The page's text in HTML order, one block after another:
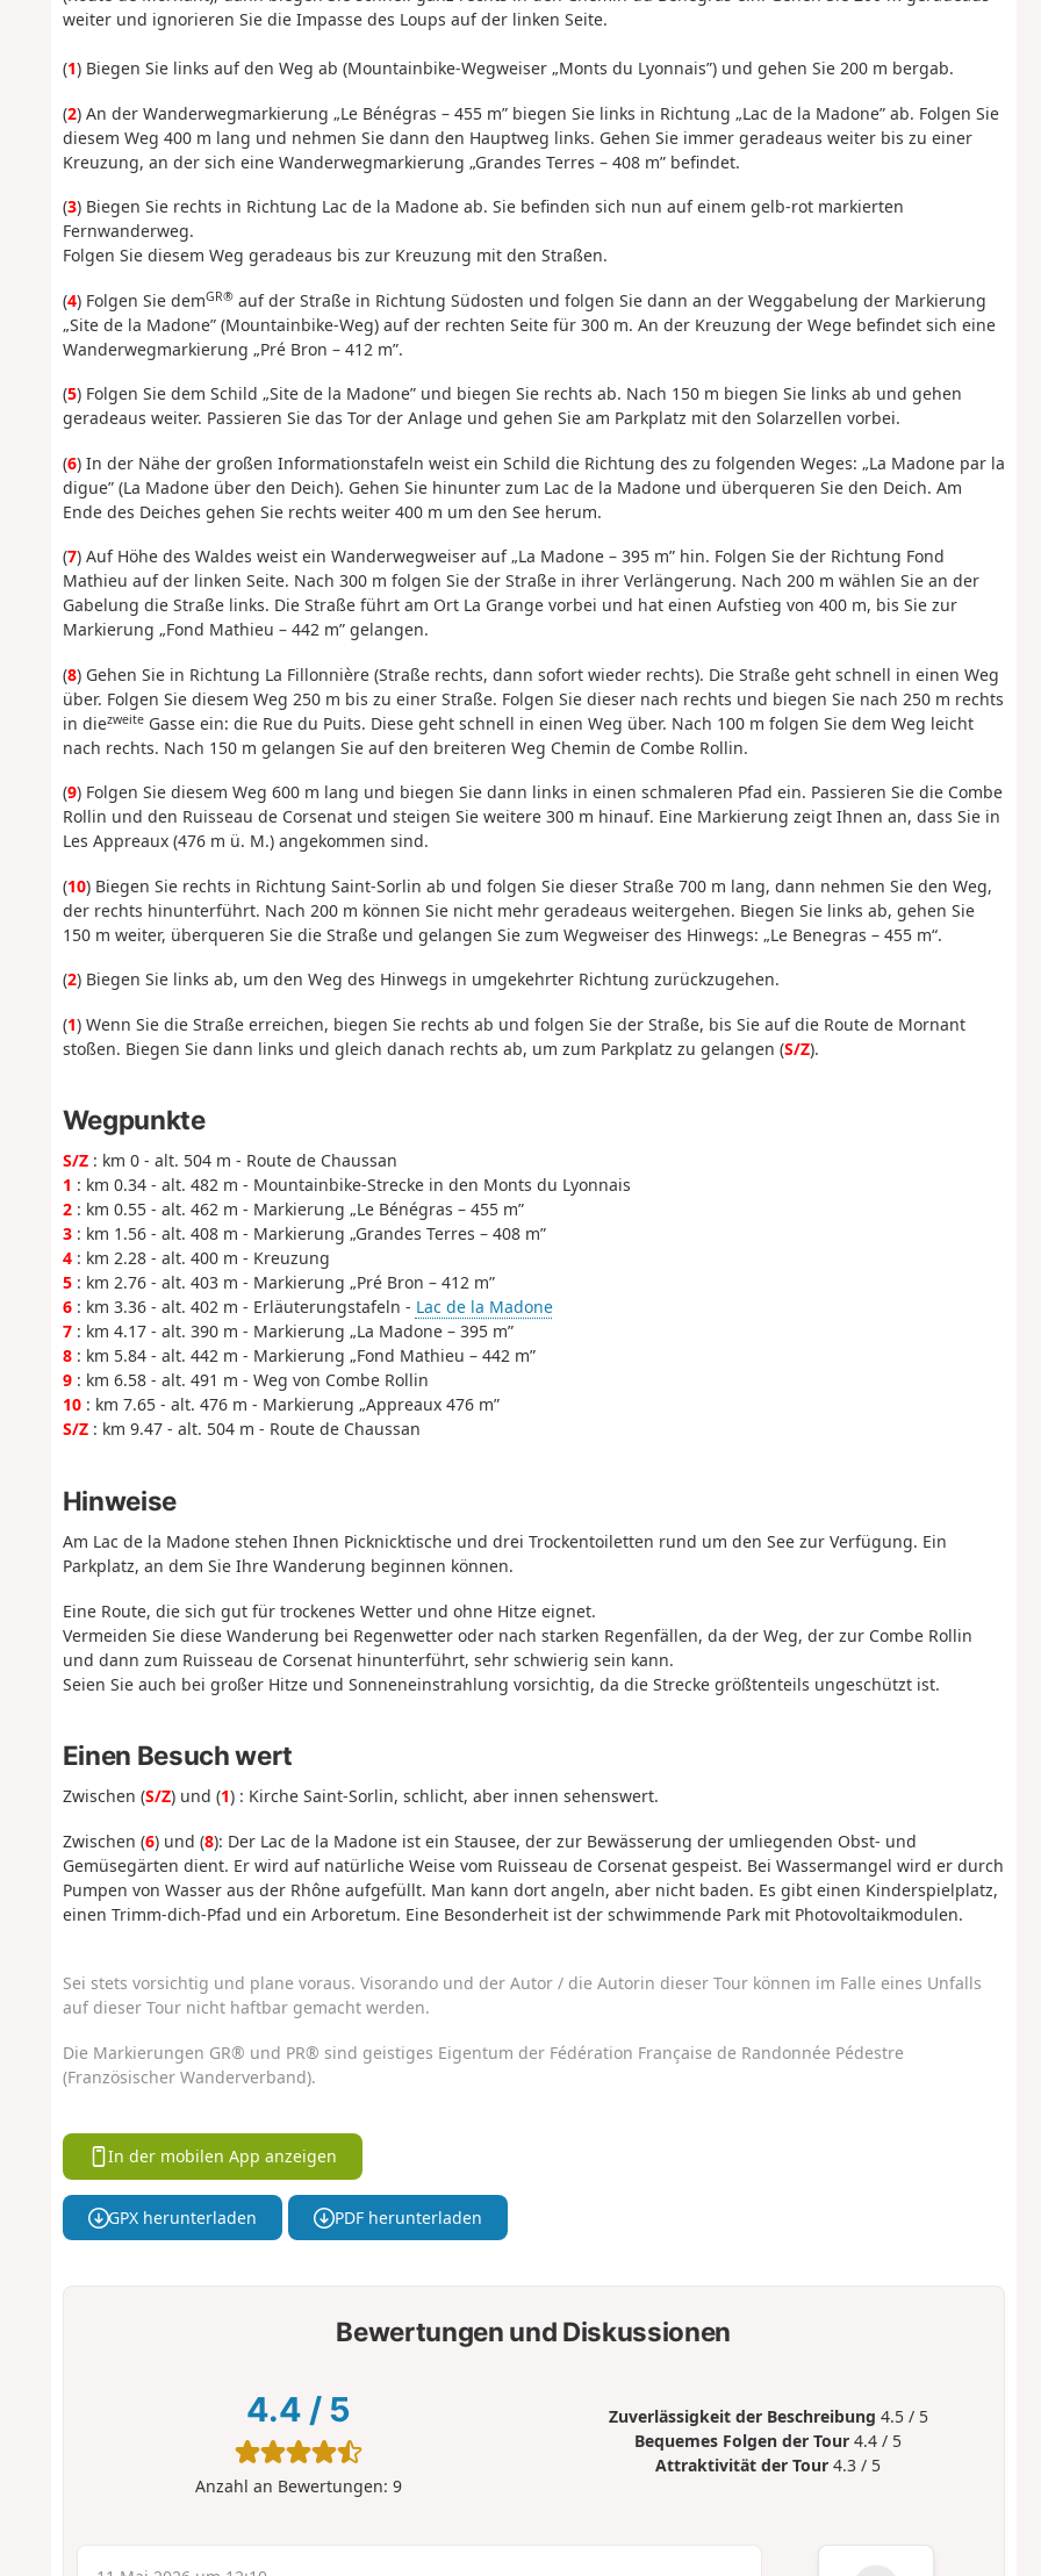
weiter und ignorieren Sie die Impasse des Loups auf der linken Seite.
(1) Biegen Sie links auf den Weg ab (Mountainbike-Wegweiser „Monts du Lyonnais”) und gehen Sie 200 m bergab.
(2) An der Wanderwegmarkierung „Le Bénégras – 455 m” biegen Sie links in Richtung „Lac de la Madone” ab. Folgen Sie
diesem Weg 400 m lang und nehmen Sie dann den Hauptweg links. Gehen Sie immer geradeaus weiter bis zu einer
Kreuzung, an der sich eine Wanderwegmarkierung „Grandes Terres – 408 m” befindet.
(3) Biegen Sie rechts in Richtung Lac de la Madone ab. Sie befinden sich nun auf einem gelb-rot markierten
Fernwanderweg.
Folgen Sie diesem Weg geradeaus bis zur Kreuzung mit den Straßen.
(4) Folgen Sie demGR®auf der Straße in Richtung Südosten und folgen Sie dann an der Weggabelung der Markierung
„Site de la Madone” (Mountainbike-Weg) auf der rechten Seite für 300 m. An der Kreuzung der Wege befindet sich eine
Wanderwegmarkierung „Pré Bron – 412 m”.
(5) Folgen Sie dem Schild „Site de la Madone” und biegen Sie rechts ab. Nach 150 m biegen Sie links ab und gehen
geradeaus weiter. Passieren Sie das Tor der Anlage und gehen Sie am Parkplatz mit den Solarzellen vorbei.
(6) In der Nähe der großen Informationstafeln weist ein Schild die Richtung des zu folgenden Weges: „La Madone par la
digue” (La Madone über den Deich). Gehen Sie hinunter zum Lac de la Madone und überqueren Sie den Deich. Am
Ende des Deiches gehen Sie rechts weiter 400 m um den See herum.
(7) Auf Höhe des Waldes weist ein Wanderwegweiser auf „La Madone – 395 m” hin. Folgen Sie der Richtung Fond
Mathieu auf der linken Seite. Nach 300 m folgen Sie der Straße in ihrer Verlängerung. Nach 200 m wählen Sie an der
Gabelung die Straße links. Die Straße führt am Ort La Grange vorbei und hat einen Aufstieg von 400 m, bis Sie zur
Markierung „Fond Mathieu – 442 m” gelangen.
(8) Gehen Sie in Richtung La Fillonnière (Straße rechts, dann sofort wieder rechts). Die Straße geht schnell in einen Weg
über. Folgen Sie diesem Weg 250 m bis zu einer Straße. Folgen Sie dieser nach rechts und biegen Sie nach 250 m rechts
in diezweiteGasse ein: die Rue du Puits. Diese geht schnell in einen Weg über. Nach 100 m folgen Sie dem Weg leicht
nach rechts. Nach 150 m gelangen Sie auf den breiteren Weg Chemin de Combe Rollin.
(9) Folgen Sie diesem Weg 600 m lang und biegen Sie dann links in einen schmaleren Pfad ein. Passieren Sie die Combe
Rollin und den Ruisseau de Corsenat und steigen Sie weitere 300 m hinauf. Eine Markierung zeigt Ihnen an, dass Sie in
Les Appreaux (476 m ü. M.) angekommen sind.
(10) Biegen Sie rechts in Richtung Saint-Sorlin ab und folgen Sie dieser Straße 700 m lang, dann nehmen Sie den Weg,
der rechts hinunterführt. Nach 200 m können Sie nicht mehr geradeaus weitergehen. Biegen Sie links ab, gehen Sie
150 m weiter, überqueren Sie die Straße und gelangen Sie zum Wegweiser des Hinwegs: „Le Benegras – 455 m“.
(2) Biegen Sie links ab, um den Weg des Hinwegs in umgekehrter Richtung zurückzugehen.
(1) Wenn Sie die Straße erreichen, biegen Sie rechts ab und folgen Sie der Straße, bis Sie auf die Route de Mornant
stoßen. Biegen Sie dann links und gleich danach rechts ab, um zum Parkplatz zu gelangen (S/Z).
Wegpunkte
S/Z: km 0 - alt. 504 m - Route de Chaussan
1 : km 0.34 - alt. 482 m - Mountainbike-Strecke in den Monts du Lyonnais
2: km 0.55 - alt. 462 m - Markierung „Le Bénégras – 455 m”
3: km 1.56 - alt. 408 m - Markierung „Grandes Terres – 408 m”
4: km 2.28 - alt. 400 m - Kreuzung
5: km 2.76 - alt. 403 m - Markierung „Pré Bron – 412 m”
6: km 3.36 - alt. 402 m - Erläuterungstafeln - Lac de la Madone
7: km 4.17 - alt. 390 m - Markierung „La Madone – 395 m”
8: km 5.84 - alt. 442 m - Markierung „Fond Mathieu – 442 m”
9: km 6.58 - alt. 491 m - Weg von Combe Rollin
10: km 7.65 - alt. 476 m - Markierung „Appreaux 476 m”
S/Z: km 9.47 - alt. 504 m - Route de Chaussan
Hinweise
Am Lac de la Madone stehen Ihnen Picknicktische und drei Trockentoiletten rund um den See zur Verfügung. Ein
Parkplatz, an dem Sie Ihre Wanderung beginnen können.
Eine Route, die sich gut für trockenes Wetter und ohne Hitze eignet.
Vermeiden Sie diese Wanderung bei Regenwetter oder nach starken Regenfällen, da der Weg, der zur Combe Rollin
und dann zum Ruisseau de Corsenat hinunterführt, sehr schwierig sein kann.
Seien Sie auch bei großer Hitze und Sonneneinstrahlung vorsichtig, da die Strecke größtenteils ungeschützt ist.
Einen Besuch wert
Zwischen (S/Z) und (1) : Kirche Saint-Sorlin, schlicht, aber innen sehenswert.
Zwischen (6) und (8): Der Lac de la Madone ist ein Stausee, der zur Bewässerung der umliegenden Obst- und
Gemüsegärten dient. Er wird auf natürliche Weise vom Ruisseau de Corsenat gespeist. Bei Wassermangel wird er durch
Pumpen von Wasser aus der Rhône aufgefüllt. Man kann dort angeln, aber nicht baden. Es gibt einen Kinderspielplatz,
einen Trimm-dich-Pfad und ein Arboretum. Eine Besonderheit ist der schwimmende Park mit Photovoltaikmodulen.
Sei stets vorsichtig und plane voraus. Visorando und der Autor / die Autorin dieser Tour können im Falle eines Unfalls
auf dieser Tour nicht haftbar gemacht werden.
Die Markierungen GR® und PR® sind geistiges Eigentum der Fédération Française de Randonnée Pédestre
(Französischer Wanderverband).
In der mobilen App anzeigen
GPX herunterladen PDF herunterladen
Bewertungen und Diskussionen
4.4 / 5
Anzahl an Bewertungen: 9
Zuverlässigkeit der Beschreibung 4.5 / 5
Bequemes Folgen der Tour 4.4 / 5
Attraktivität der Tour 4.3 / 5